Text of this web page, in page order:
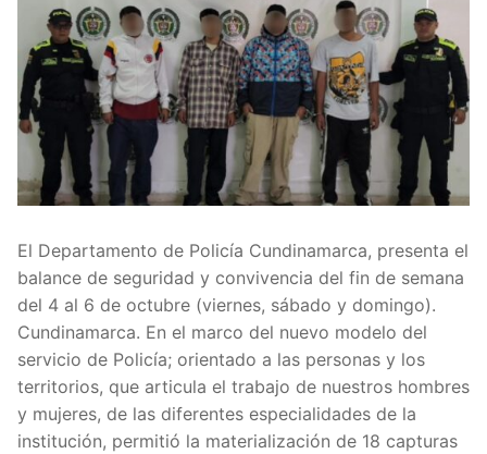
El Departamento de Policía Cundinamarca, presenta el
balance de seguridad y convivencia del fin de semana
del 4 al 6 de octubre (viernes, sábado y domingo).
Cundinamarca. En el marco del nuevo modelo del
servicio de Policía; orientado a las personas y los
territorios, que articula el trabajo de nuestros hombres
y mujeres, de las diferentes especialidades de la
institución, permitió la materialización de 18 capturas